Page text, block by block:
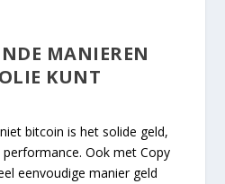
MANIEREN
KUNT
bitcoin is het solide geld,
Ook met Copy
eenvoudige manier geld